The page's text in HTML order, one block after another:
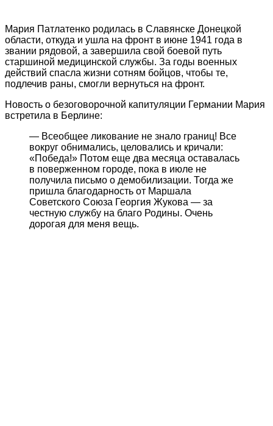
Мария Патлатенко родилась в Славянске Донецкой
области, откуда и ушла на фронт в июне 1941 года в
звании рядовой, а завершила свой боевой путь
старшиной медицинской службы. За годы военных
действий спасла жизни сотням бойцов, чтобы те,
подлечив раны, смогли вернуться на фронт.
Новость о безоговорочной капитуляции Германии Мария
встретила в Берлине:
— Всеобщее ликование не знало границ! Все
вокруг обнимались, целовались и кричали:
«Победа!» Потом еще два месяца оставалась
в поверженном городе, пока в июле не
получила письмо о демобилизации. Тогда же
пришла благодарность от Маршала
Советского Союза Георгия Жукова — за
честную службу на благо Родины. Очень
дорогая для меня вещь.